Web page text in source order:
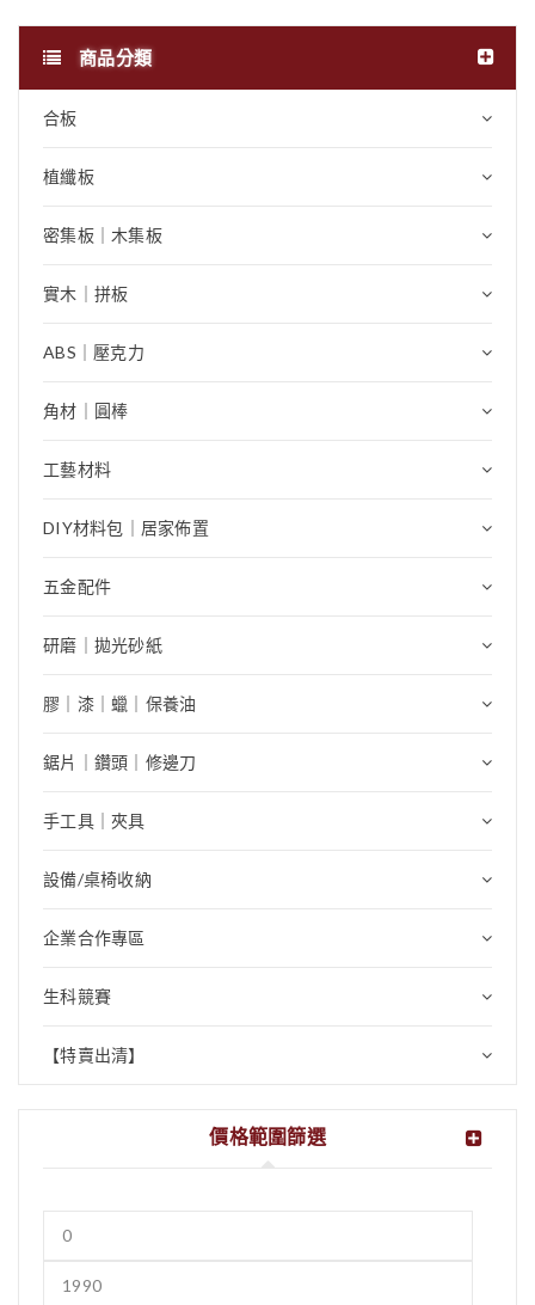
商品分類
合板
植纖板
密集板｜木集板
實木｜拼板
ABS｜壓克力
角材｜圓棒
工藝材料
DIY材料包｜居家佈置
五金配件
研磨｜拋光砂紙
膠｜漆｜蠟｜保養油
鋸片｜鑽頭｜修邊刀
手工具｜夾具
設備/桌椅收納
企業合作專區
生科競賽
【特賣出清】
價格範圍篩選